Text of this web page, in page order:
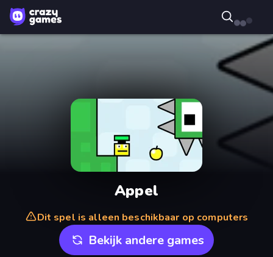
Appel
Dit spel is alleen beschikbaar op computers
Bekijk andere games